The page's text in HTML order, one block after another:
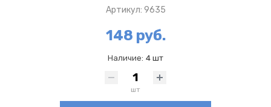
Артикул: 9635
148 руб.
Наличие: 4 шт
шт